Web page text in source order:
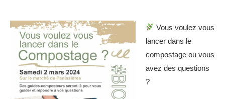
Vous voulez vous
lancer dans le
compostage ou vous
avez des questions
?